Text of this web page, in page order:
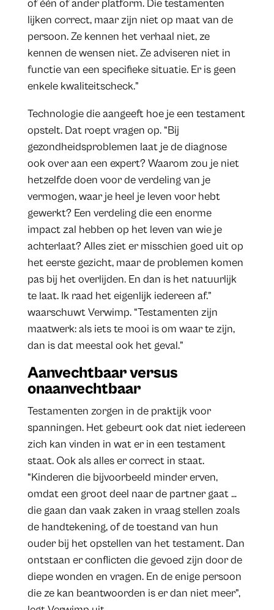
of één of ander platform. Die testamenten
lijken correct, maar zijn niet op maat van de
persoon. Ze kennen het verhaal niet, ze
kennen de wensen niet. Ze adviseren niet in
functie van een specifieke situatie. Er is geen
enkele kwaliteitscheck.”
Technologie die aangeeft hoe je een testament
opstelt. Dat roept vragen op. “Bij
gezondheidsproblemen laat je de diagnose
ook over aan een expert? Waarom zou je niet
hetzelfde doen voor de verdeling van je
vermogen, waar je heel je leven voor hebt
gewerkt? Een verdeling die een enorme
impact zal hebben op het leven van wie je
achterlaat? Alles ziet er misschien goed uit op
het eerste gezicht, maar de problemen komen
pas bij het overlijden. En dan is het natuurlijk
te laat. Ik raad het eigenlijk iedereen af.”
waarschuwt Verwimp. “Testamenten zijn
maatwerk: als iets te mooi is om waar te zijn,
dan is dat meestal ook het geval.”
Aanvechtbaar versus
onaanvechtbaar
Testamenten zorgen in de praktijk voor
spanningen. Het gebeurt ook dat niet iedereen
zich kan vinden in wat er in een testament
staat. Ook als alles er correct in staat.
“Kinderen die bijvoorbeeld minder erven,
omdat een groot deel naar de partner gaat …
die gaan dan vaak zaken in vraag stellen zoals
de handtekening, of de toestand van hun
ouder bij het opstellen van het testament. Dan
ontstaan er conflicten die gevoed zijn door de
diepe wonden en vragen. En de enige persoon
die ze kan beantwoorden is er dan niet meer”,